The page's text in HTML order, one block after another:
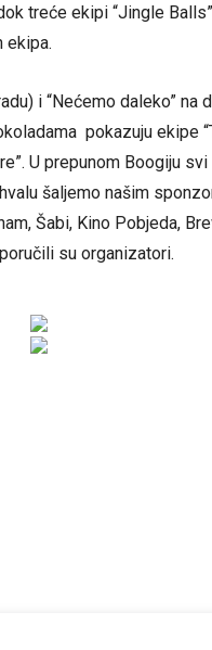
treće ekipi “Jingle
ekipa.
i “Nećemo daleko” na
pokazuju ekipe
U prepunom Boogiju
šaljemo našim
Šabi, Kino Pobjeda,
su organizatori.